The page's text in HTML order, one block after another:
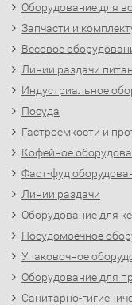
Оборудование для
Запчасти и
Весовое
Линии раздачи
Индустриальное
Посуда
Гастроемкости и
Кофейное
Фаст-фуд
Линии раздачи
Оборудование для
Посудомоечное
Упаковочное
Оборудование для
Санитарно-